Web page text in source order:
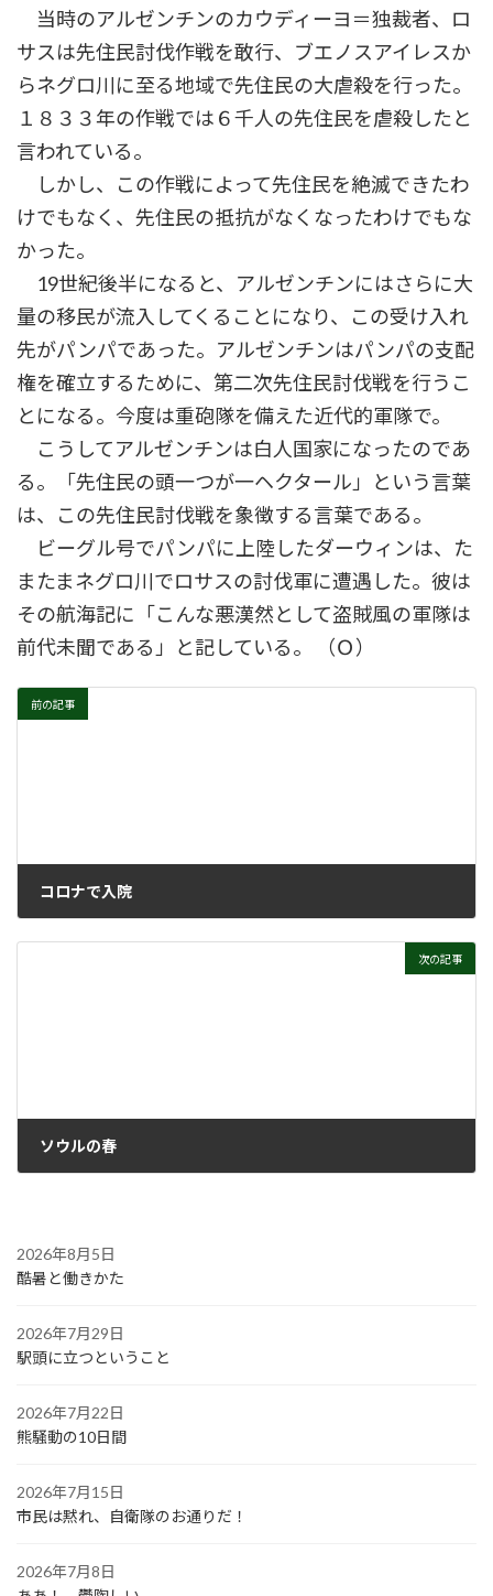
当時のアルゼンチンのカウディーヨ＝独裁者、ロ
サスは先住民討伐作戦を敢行、ブエノスアイレスか
らネグロ川に至る地域で先住民の大虐殺を行った。
１８３３年の作戦では６千人の先住民を虐殺したと
言われている。
しかし、この作戦によって先住民を絶滅できたわ
けでもなく、先住民の抵抗がなくなったわけでもな
かった。
19世紀後半になると、アルゼンチンにはさらに大
量の移民が流入してくることになり、この受け入れ
先がパンパであった。アルゼンチンはパンパの支配
権を確立するために、第二次先住民討伐戦を行うこ
とになる。今度は重砲隊を備えた近代的軍隊で。
こうしてアルゼンチンは白人国家になったのであ
る。「先住民の頭一つが一ヘクタール」という言葉
は、この先住民討伐戦を象徴する言葉である。
ビーグル号でパンパに上陸したダーウィンは、た
またまネグロ川でロサスの討伐軍に遭遇した。彼は
その航海記に「こんな悪漢然として盗賊風の軍隊は
前代未聞である」と記している。 （Ｏ）
前の記事
コロナで入院
次の記事
ソウルの春
2026年8月5日
酷暑と働きかた
2026年7月29日
駅頭に立つということ
2026年7月22日
熊騒動の10日間
2026年7月15日
市民は黙れ、自衛隊のお通りだ！
2026年7月8日